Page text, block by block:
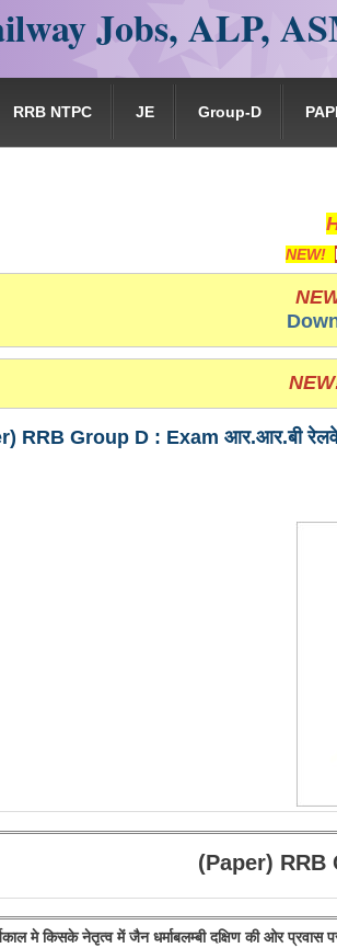
Jobs, ALP,
RRB NTPC JE Group-D
वैधानिक
NEW!
RRB Group D : Exam आर.आर.बी रेलवे
(Paper) RRB
मे किसके नेतृत्व में जैन धर्माबलम्बी दक्षिण की ओर प्रवास